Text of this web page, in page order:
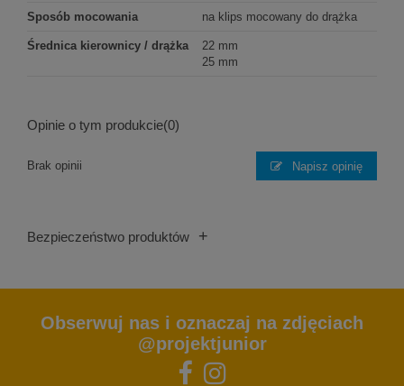
Sposób mocowania na klips mocowany do drążka
Średnica kierownicy / drążka
22 mm
25 mm
Opinie o tym produkcie(0)
Brak opinii Napisz opinię
Bezpieczeństwo produktów +
Obserwuj nas i oznaczaj na zdjęciach
@projektjunior